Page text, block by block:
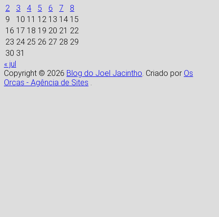
2
3 4 5 6 7
8
9
10 11 12 13 14 15
16 17 18 19 20 21 22
23 24 25 26 27 28 29
30 31
« jul
Copyright © 2026 Blog do Joel Jacintho . Criado por Os
Orcas - Agência de Sites